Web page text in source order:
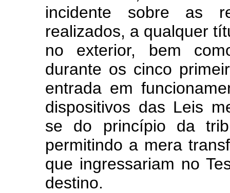
incidente sobre as
realizados, a qualquer
no exterior, bem
durante os cinco
entrada em
dispositivos das Leis
se do princípio da
permitindo a mera
que ingressariam no
destino.